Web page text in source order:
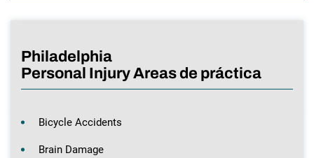
Philadelphia
Personal Injury Areas de práctica
Bicycle Accidents
Brain Damage